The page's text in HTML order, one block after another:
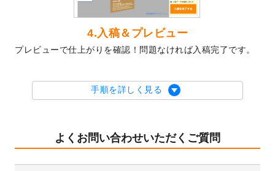
開いたしました。
クリアファイル、封筒、うちわにてオリジ
ナルデザインで作成できるようになりまし
た！
を公開いたしました。
2023/9/1
2024年版1月始まりのカレンダーデザイン
オリジナルサイズ、変型サイズで作成でき
るようになりました！
2023/8/18
チケットのデザインテンプレートを追加し
4.入稿＆プレビュー
プレビューで仕上がりを確認！問題なければ入稿完了です。
手順を詳しく見る
よくお問い合わせいただくご質問